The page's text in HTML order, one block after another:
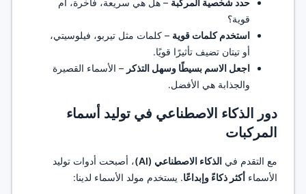
حدد شخصية المركبة – هل هي سريعة، فاخرة، أم
قوية؟
استخدم كلمات قوية – كلمات مثل تيربو، فيلوسيتي،
أو تيتان تضيف تأثيرًا قويًا.
اجعل الاسم بسيطًا وسهل التذكر – الأسماء القصيرة
والجذابة هي الأفضل.
دور الذكاء الاصطناعي في توليد أسماء
المركبات
مع التقدم في الذكاء الاصطناعي (AI)
، أصبحت أدوات توليد
الأسماء أكثر ذكاءً وإبداعًا. يستخدم مولد الأسماء لدينا: